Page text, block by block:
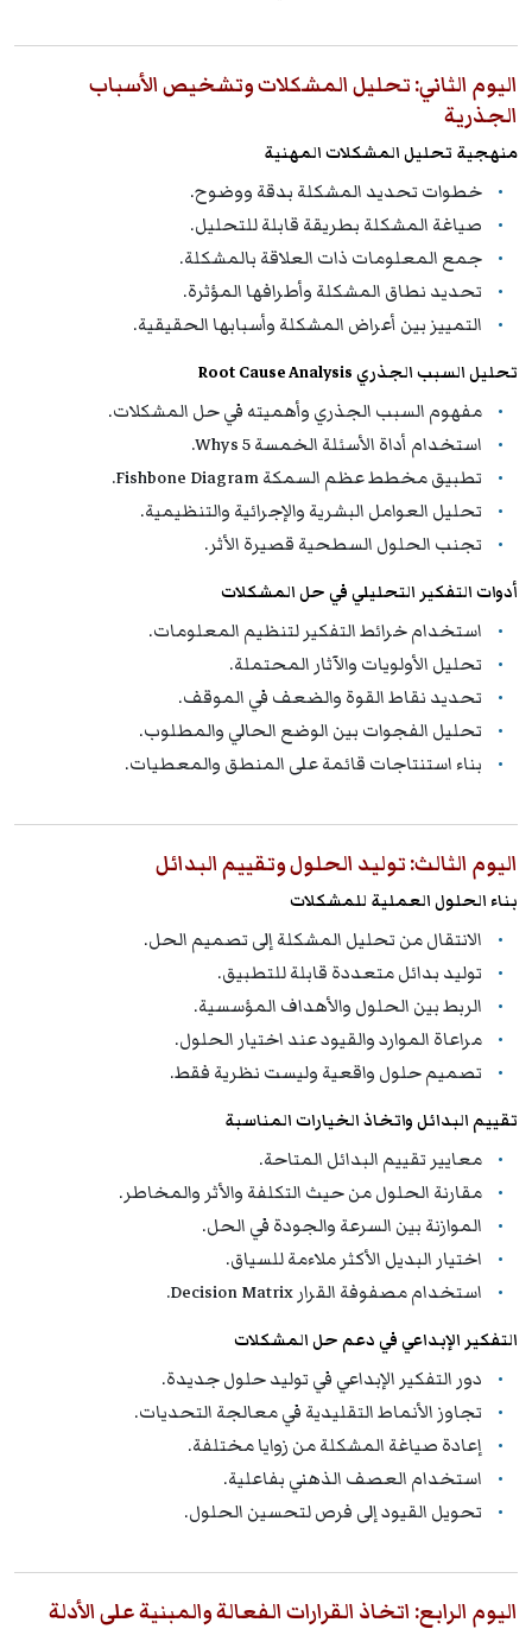
اليوم الثاني: تحليل المشكلات وتشخيص الأسباب
الجذرية
منهجية تحليل المشكلات المهنية
خطوات تحديد المشكلة بدقة ووضوح.
صياغة المشكلة بطريقة قابلة للتحليل.
جمع المعلومات ذات العلاقة بالمشكلة.
تحديد نطاق المشكلة وأطرافها المؤثرة.
التمييز بين أعراض المشكلة وأسبابها الحقيقية.
تحليل السبب الجذري Root Cause Analysis
مفهوم السبب الجذري وأهميته في حل المشكلات.
استخدام أداة الأسئلة الخمسة 5 Whys.
تطبيق مخطط عظم السمكة Fishbone Diagram.
تحليل العوامل البشرية والإجرائية والتنظيمية.
تجنب الحلول السطحية قصيرة الأثر.
أدوات التفكير التحليلي في حل المشكلات
استخدام خرائط التفكير لتنظيم المعلومات.
تحليل الأولويات والآثار المحتملة.
تحديد نقاط القوة والضعف في الموقف.
تحليل الفجوات بين الوضع الحالي والمطلوب.
بناء استنتاجات قائمة على المنطق والمعطيات.
اليوم الثالث: توليد الحلول وتقييم البدائل
بناء الحلول العملية للمشكلات
الانتقال من تحليل المشكلة إلى تصميم الحل.
توليد بدائل متعددة قابلة للتطبيق.
الربط بين الحلول والأهداف المؤسسية.
مراعاة الموارد والقيود عند اختيار الحلول.
تصميم حلول واقعية وليست نظرية فقط.
تقييم البدائل واتخاذ الخيارات المناسبة
معايير تقييم البدائل المتاحة.
مقارنة الحلول من حيث التكلفة والأثر والمخاطر.
الموازنة بين السرعة والجودة في الحل.
اختيار البديل الأكثر ملاءمة للسياق.
استخدام مصفوفة القرار Decision Matrix.
التفكير الإبداعي في دعم حل المشكلات
دور التفكير الإبداعي في توليد حلول جديدة.
تجاوز الأنماط التقليدية في معالجة التحديات.
إعادة صياغة المشكلة من زوايا مختلفة.
استخدام العصف الذهني بفاعلية.
تحويل القيود إلى فرص لتحسين الحلول.
اليوم الرابع: اتخاذ القرارات الفعالة والمبنية على الأدلة